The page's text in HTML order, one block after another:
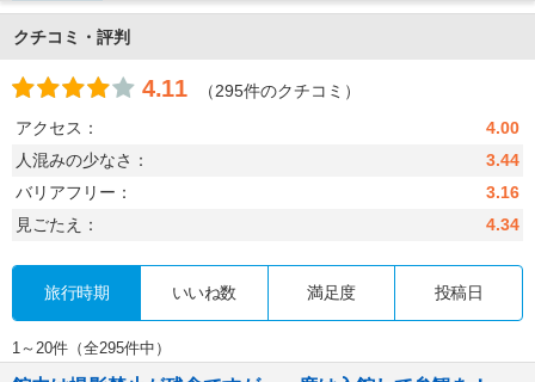
クチコミ・評判
4.11
（295件のクチコミ）
アクセス：
4.00
人混みの少なさ：
3.44
バリアフリー：
3.16
見ごたえ：
4.34
旅行時期 いいね数 満足度 投稿日
1～20件（全295件中）